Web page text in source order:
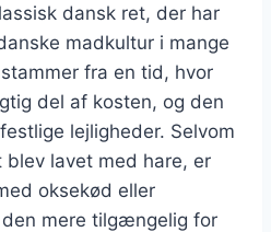
dansk ret, der har
madkultur i mange
fra en tid, hvor
del af kosten, og den
lejligheder. Selvom
lavet med hare, er
oksekød eller
mere tilgængelig for